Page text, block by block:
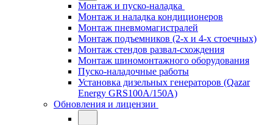
Монтаж и пуско-наладка
Монтаж и наладка кондиционеров
Монтаж пневмомагистралей
Монтаж подъемников (2-х и 4-х стоечных)
Монтаж стендов развал-схождения
Монтаж шиномонтажного оборудования
Пуско-наладочные работы
Установка дизельных генераторов (Qazar
Energy GRS100A/150A)
Обновления и лицензии